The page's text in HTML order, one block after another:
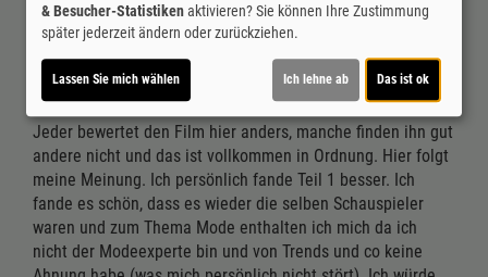
sonieam 20.05.2026 ☆☆
Kommt nicht an Teil 1 ran. Zeitweise sehr langatmig :-(
Kinobesucheram 18.05.2026 ★★★★☆
Jeder bewertet den Film hier anders, manche finden ihn gut
andere nicht und das ist vollkommen in Ordnung. Hier folgt
meine Meinung. Ich persönlich fande Teil 1 besser. Ich
fande es schön, dass es wieder die selben Schauspieler
waren und zum Thema Mode enthalten ich mich da ich
nicht der Modeexperte bin und von Trends und co keine
& Besucher-Statistikenaktivieren? Sie können Ihre Zustimmung
später jederzeit ändern oder zurückziehen.
Lassen Sie mich wählen Ich lehne ab Das ist ok